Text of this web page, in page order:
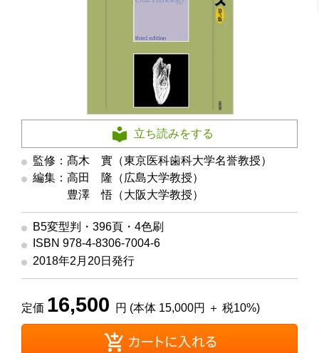
立ち読みをする
監修：髙木 實（東京医科歯科大学名誉教授）
編集：高田 隆（広島大学教授）
豊澤 悟（大阪大学教授）
B5変型判・396頁・4色刷
ISBN 978-4-8306-7004-6
2018年2月20日発行
定価 16,500 円 (本体 15,000円 ＋ 税10%)